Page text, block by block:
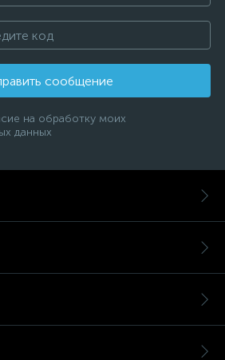
сообщение
на обработку моих
данных